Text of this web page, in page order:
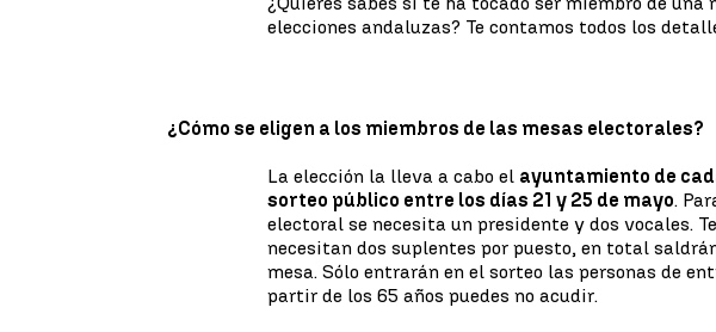
elecciones andaluzas? Te contamos todos los
¿Cómo se eligen a los miembros de las mesas electorales?
La elección la lleva a cabo el ayuntamiento de
sorteo público entre los días 21 y 25 de mayo.
electoral se necesita un presidente y dos vocales.
necesitan dos suplentes por puesto, en total
mesa. Sólo entrarán en el sorteo las personas de
partir de los 65 años puedes no acudir.